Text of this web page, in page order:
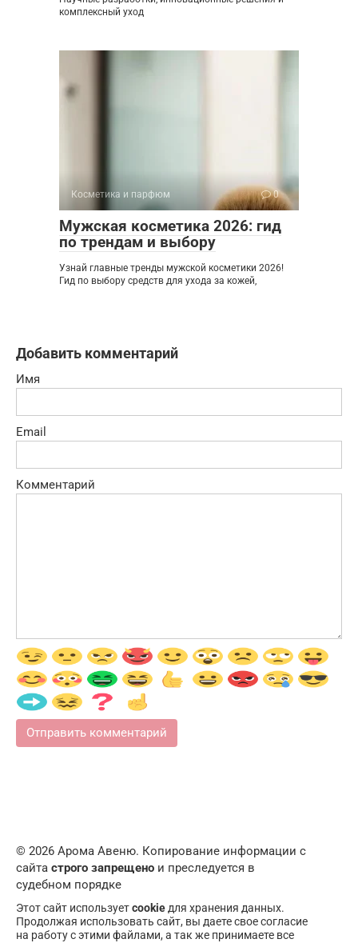
комплексный уход
Косметика и парфюм 0
Мужская косметика 2026: гид
по трендам и выбору
Узнай главные тренды мужской косметики 2026!
Гид по выбору средств для ухода за кожей,
Добавить комментарий
Имя
Email
Комментарий
© 2026 Арома Авеню. Копирование информации с
сайта строго запрещено и преследуется в
судебном порядке
Этот сайт используетcookie для хранения данных.
Продолжая использовать сайт, вы даете свое согласие
на работу с этими файлами, а так же принимаете все